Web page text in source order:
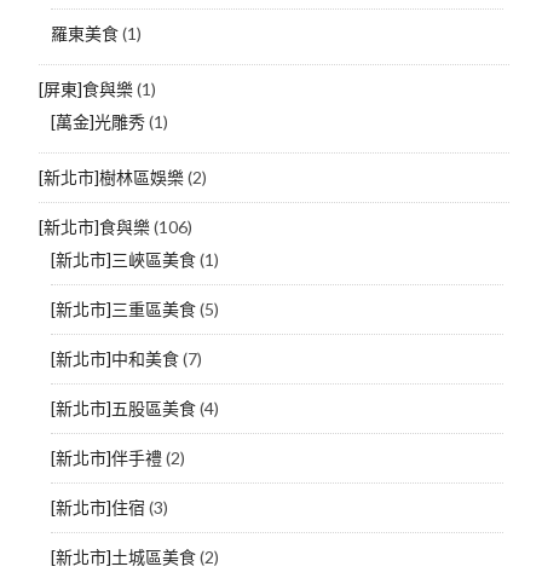
羅東美食(1)
[屏東]食與樂(1)
[萬金]光雕秀(1)
[新北市]樹林區娛樂(2)
[新北市]食與樂(106)
[新北市]三峽區美食(1)
[新北市]三重區美食(5)
[新北市]中和美食(7)
[新北市]五股區美食(4)
[新北市]伴手禮(2)
[新北市]住宿 (3)
[新北市]土城區美食(2)